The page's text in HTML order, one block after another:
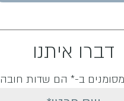
דברו איתנו
ב-* הם שדות חובה